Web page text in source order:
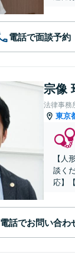
電話で面談予約
宗像
法律事務
東京
【人
談く
応】
電話でお問い合わ